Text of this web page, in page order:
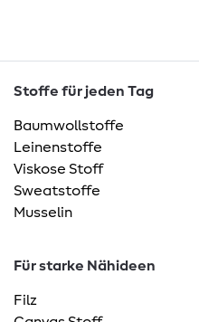
Stoffe für jeden Tag
Baumwollstoffe
Leinenstoffe
Viskose Stoff
Sweatstoffe
Musselin
Für starke Nähideen
Filz